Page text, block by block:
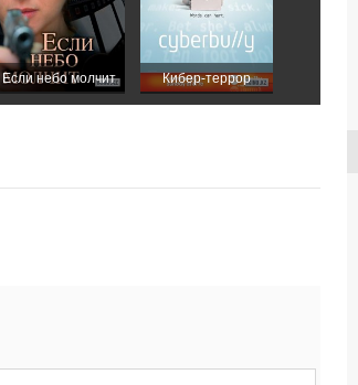
Если небо молчит Кибер-террор